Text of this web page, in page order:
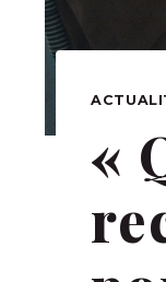
«